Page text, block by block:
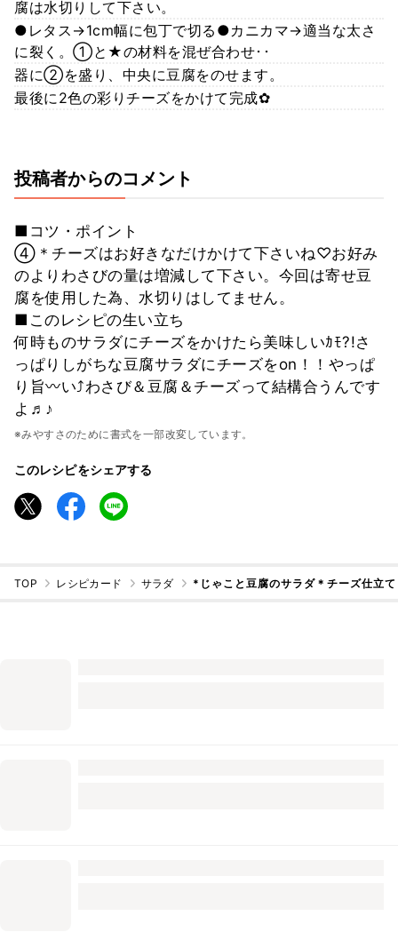
腐は水切りして下さい。
●レタス→1cm幅に包丁で切る●カニカマ→適当な太さ
に裂く。①と★の材料を混ぜ合わせ･･
器に②を盛り、中央に豆腐をのせます。
最後に2色の彩りチーズをかけて完成✿
投稿者からのコメント
■コツ・ポイント
④＊チーズはお好きなだけかけて下さいね♡お好み
のよりわさびの量は増減して下さい。今回は寄せ豆
腐を使用した為、水切りはしてません。
■このレシピの生い立ち
何時ものサラダにチーズをかけたら美味しいｶﾓ?!さ
っぱりしがちな豆腐サラダにチーズをon！！やっぱ
り旨〰い⤴わさび＆豆腐＆チーズって結構合うんです
よ♬♪
※みやすさのために書式を一部改変しています。
このレシピをシェアする
TOP レシピカード サラダ *じゃこと豆腐のサラダ＊チーズ仕立